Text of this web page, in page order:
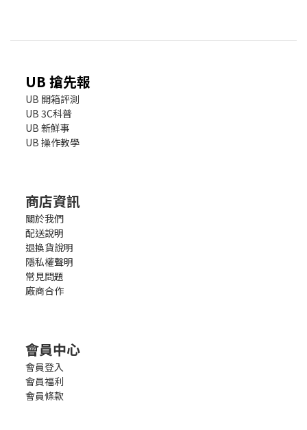
UB 搶先報
UB 開箱評測
UB 3C科普
UB 新鮮事
UB 操作教學
商店資訊
關於我們
配送說明
退換貨說明
隱私權聲明
常見問題
廠商合作
會員中心
會員登入
會員福利
會員條款